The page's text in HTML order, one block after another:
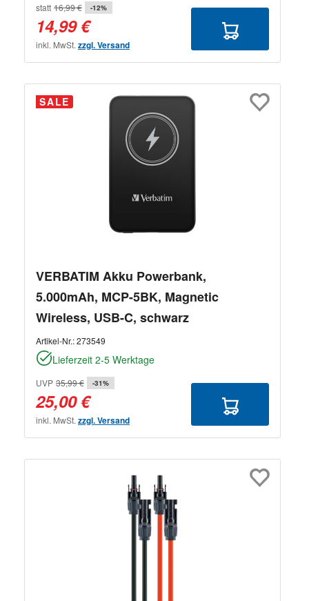
statt 16,99 € -12%
14,99 €
inkl. MwSt. zzgl. Versand
SALE
VERBATIM Akku Powerbank,
5.000mAh, MCP-5BK, Magnetic
Wireless, USB-C, schwarz
Artikel-Nr.:273549
Lieferzeit 2-5 Werktage
UVP 35,99 € -31%
25,00 €
inkl. MwSt. zzgl. Versand